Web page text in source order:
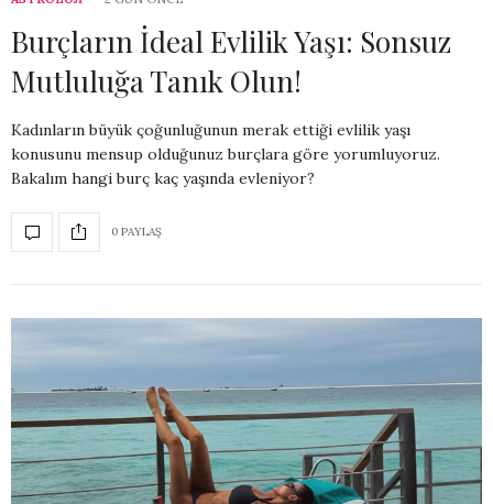
Burçların İdeal Evlilik Yaşı: Sonsuz
Mutluluğa Tanık Olun!
Kadınların büyük çoğunluğunun merak ettiği evlilik yaşı
konusunu mensup olduğunuz burçlara göre yorumluyoruz.
Bakalım hangi burç kaç yaşında evleniyor?
0 PAYLAŞ